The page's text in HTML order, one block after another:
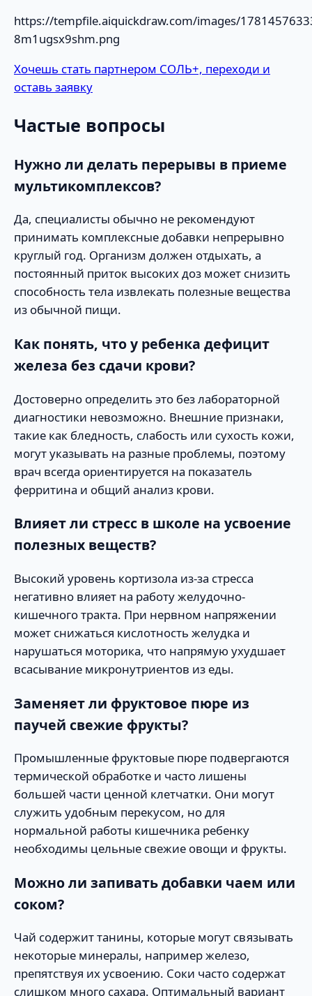
https://tempfile.aiquickdraw.com/images/
8m1ugsx9shm.png
Хочешь стать партнером СОЛЬ+, переходи и
оставь заявку
Частые вопросы
Нужно ли делать перерывы в приеме
мультикомплексов?
Да, специалисты обычно не рекомендуют
принимать комплексные добавки непрерывно
круглый год. Организм должен отдыхать, а
постоянный приток высоких доз может снизить
способность тела извлекать полезные вещества
из обычной пищи.
Как понять, что у ребенка дефицит
железа без сдачи крови?
Достоверно определить это без лабораторной
диагностики невозможно. Внешние признаки,
такие как бледность, слабость или сухость кожи,
могут указывать на разные проблемы, поэтому
врач всегда ориентируется на показатель
ферритина и общий анализ крови.
Влияет ли стресс в школе на усвоение
полезных веществ?
Высокий уровень кортизола из-за стресса
негативно влияет на работу желудочно-
кишечного тракта. При нервном напряжении
может снижаться кислотность желудка и
нарушаться моторика, что напрямую ухудшает
всасывание микронутриентов из еды.
Заменяет ли фруктовое пюре из
паучей свежие фрукты?
Промышленные фруктовые пюре подвергаются
термической обработке и часто лишены
большей части ценной клетчатки. Они могут
служить удобным перекусом, но для
нормальной работы кишечника ребенку
необходимы цельные свежие овощи и фрукты.
Можно ли запивать добавки чаем или
соком?
Чай содержит танины, которые могут связывать
некоторые минералы, например железо,
препятствуя их усвоению. Соки часто содержат
слишком много сахара. Оптимальный вариант